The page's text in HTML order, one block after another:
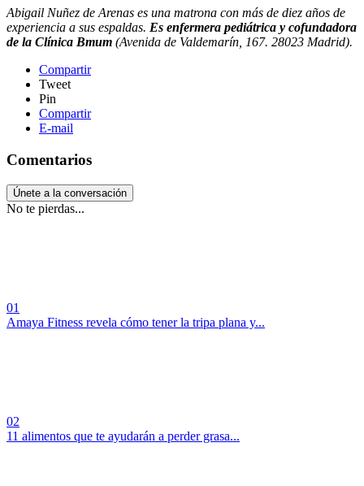
Abigail Nuñez de Arenas es una matrona con más de diez años de
experiencia a sus espaldas. Es enfermera pediátrica y cofundadora
de la Clínica Bmum (Avenida de Valdemarín, 167. 28023 Madrid).
Compartir
Tweet
Pin
Compartir
E-mail
Comentarios
Únete a la conversación
No te pierdas...
01
Amaya Fitness revela cómo tener la tripa plana y...
02
11 alimentos que te ayudarán a perder grasa...